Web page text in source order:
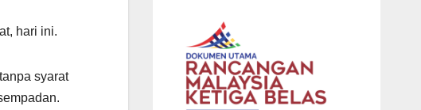
hari ini.
syarat